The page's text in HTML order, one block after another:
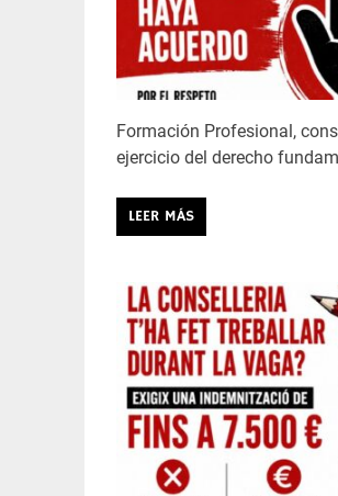
Formación Profesional,
ejercicio del derecho
LEER MÁS